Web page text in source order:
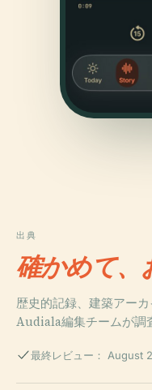
出典
確かめて、
歴史的記録、建築アー
Audiala編集チームが調
最終レビュー： August